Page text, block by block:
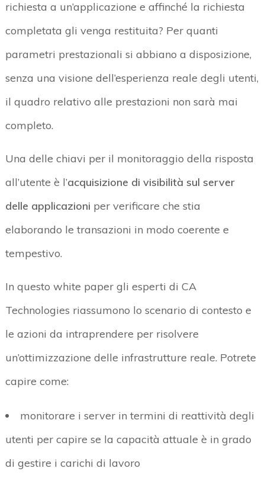
richiesta a un’applicazione e affinché la richiesta
completata gli venga restituita? Per quanti
parametri prestazionali si abbiano a disposizione,
senza una visione dell’esperienza reale degli utenti,
il quadro relativo alle prestazioni non sarà mai
completo.
Una delle chiavi per il monitoraggio della risposta
all’utente è l’acquisizione di visibilità sul server
delle applicazioni per verificare che stia
elaborando le transazioni in modo coerente e
tempestivo.
In questo white paper gli esperti di CA
Technologies riassumono lo scenario di contesto e
le azioni da intraprendere per risolvere
un’ottimizzazione delle infrastrutture reale. Potrete
capire come:
monitorare i server in termini di reattività degli
utenti per capire se la capacità attuale è in grado
di gestire i carichi di lavoro